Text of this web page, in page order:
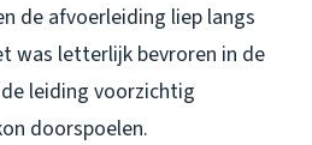
de afvoerleiding liep langs
was letterlijk bevroren in de
leiding voorzichtig
doorspoelen.